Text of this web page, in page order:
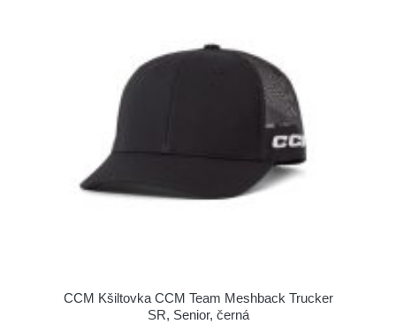
CCM Kšiltovka CCM Team Meshback Trucker
SR, Senior, černá